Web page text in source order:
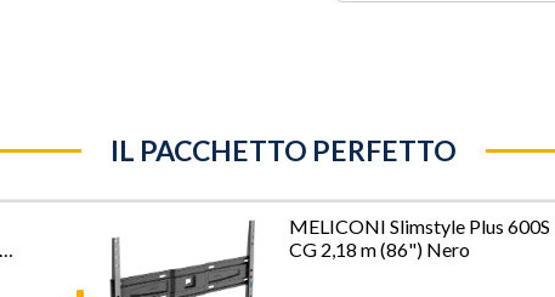
IL PACCHETTO PERFETTO
MELICONI Slimstyle Plus 600S
CG 2,18 m (86") Nero